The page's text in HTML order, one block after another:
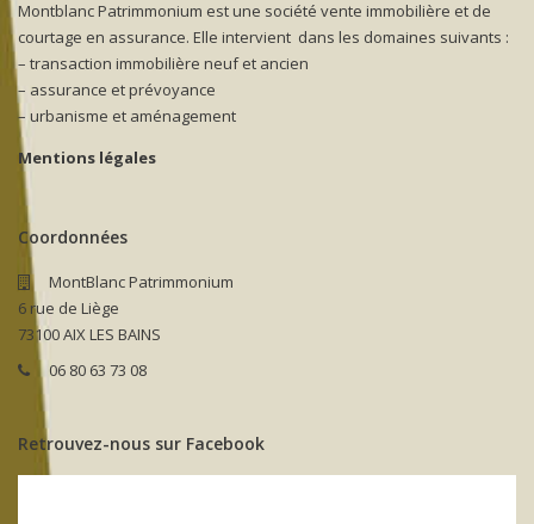
Montblanc Patrimmonium est une société vente immobilière et de
courtage en assurance. Elle intervient dans les domaines suivants :
– transaction immobilière neuf et ancien
– assurance et prévoyance
– urbanisme et aménagement
Mentions légales
Coordonnées
MontBlanc Patrimmonium
6 rue de Liège
73100 AIX LES BAINS
06 80 63 73 08
Retrouvez-nous sur Facebook